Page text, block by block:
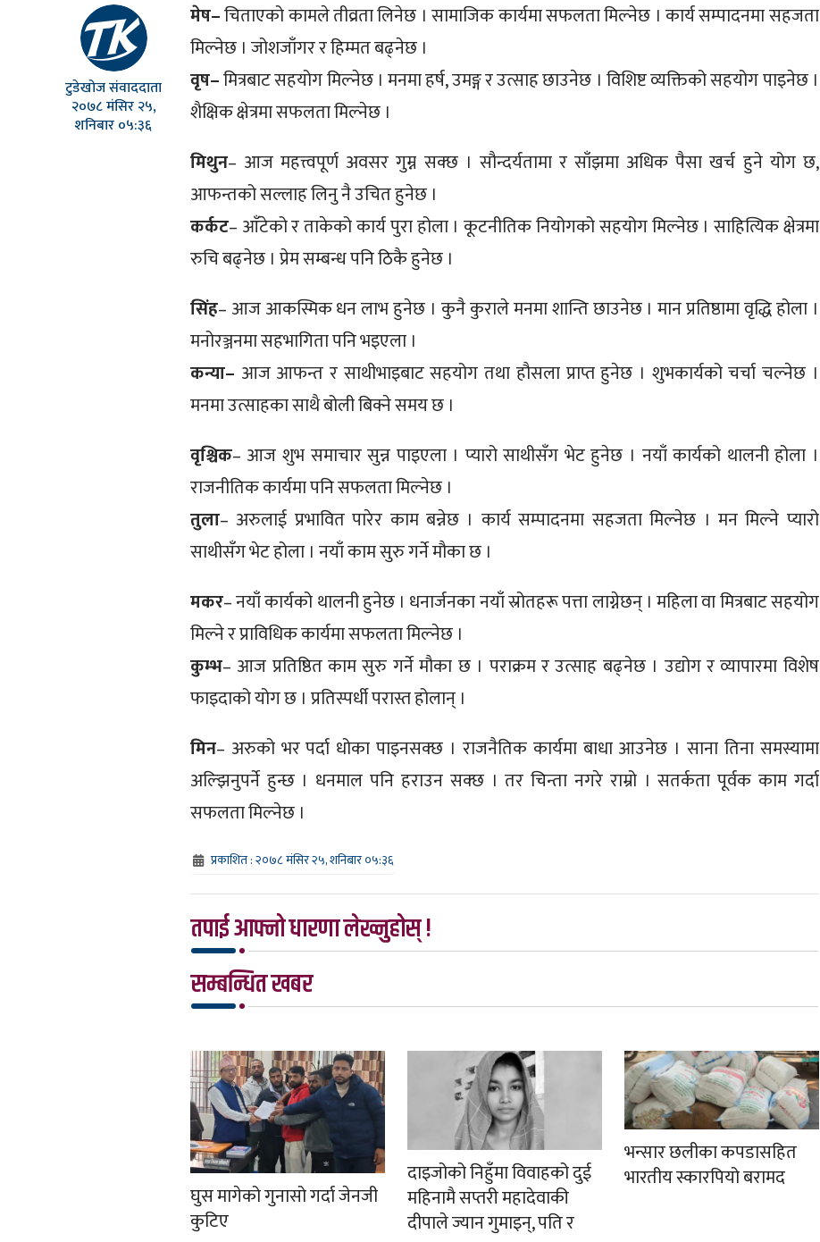
टुडेखोज संवाददाता
२०७८ मंसिर २५,
शनिबार ०५:३६
मेष–चिताएको कामले तीव्रता लिनेछ । सामाजिक कार्यमा सफलता मिल्नेछ । कार्य सम्पादनमा सहजता
मिल्नेछ । जोशजाँगर र हिम्मत बढ्नेछ ।
वृष–मित्रबाट सहयोग मिल्नेछ । मनमा हर्ष, उमङ्ग र उत्साह छाउनेछ । विशिष्ट व्यक्तिको सहयोग पाइनेछ ।
शैक्षिक क्षेत्रमा सफलता मिल्नेछ ।
मिथुन– आज महत्त्वपूर्ण अवसर गुम्न सक्छ । सौन्दर्यतामा र साँझमा अधिक पैसा खर्च हुने योग छ,
आफन्तको सल्लाह लिनु नै उचित हुनेछ ।
कर्कट– आँटेको र ताकेको कार्य पुरा होला । कूटनीतिक नियोगको सहयोग मिल्नेछ । साहित्यिक क्षेत्रमा
रुचि बढ्नेछ । प्रेम सम्बन्ध पनि ठिकै हुनेछ ।
सिंह– आज आकस्मिक धन लाभ हुनेछ । कुनै कुराले मनमा शान्ति छाउनेछ । मान प्रतिष्ठामा वृद्धि होला ।
मनोरञ्जनमा सहभागिता पनि भइएला ।
कन्या– आज आफन्त र साथीभाइबाट सहयोग तथा हौसला प्राप्त हुनेछ । शुभकार्यको चर्चा चल्नेछ ।
मनमा उत्साहका साथै बोली बिक्ने समय छ ।
वृश्चिक– आज शुभ समाचार सुन्न पाइएला । प्यारो साथीसँग भेट हुनेछ । नयाँ कार्यको थालनी होला ।
राजनीतिक कार्यमा पनि सफलता मिल्नेछ ।
तुला– अरुलाई प्रभावित पारेर काम बन्नेछ । कार्य सम्पादनमा सहजता मिल्नेछ । मन मिल्ने प्यारो
साथीसँग भेट होला । नयाँ काम सुरु गर्ने मौका छ ।
मकर– नयाँ कार्यको थालनी हुनेछ । धनार्जनका नयाँ स्रोतहरू पत्ता लाग्नेछन् । महिला वा मित्रबाट सहयोग
मिल्ने र प्राविधिक कार्यमा सफलता मिल्नेछ ।
कुम्भ– आज प्रतिष्ठित काम सुरु गर्ने मौका छ । पराक्रम र उत्साह बढ्नेछ । उद्योग र व्यापारमा विशेष
फाइदाको योग छ । प्रतिस्पर्धी परास्त होलान् ।
मिन– अरुको भर पर्दा धोका पाइनसक्छ । राजनैतिक कार्यमा बाधा आउनेछ । साना तिना समस्यामा
अल्झिनुपर्ने हुन्छ । धनमाल पनि हराउन सक्छ । तर चिन्ता नगरे राम्रो । सतर्कता पूर्वक काम गर्दा
सफलता मिल्नेछ ।
प्रकाशित : २०७८ मंसिर २५, शनिबार ०५:३६
तपाई आफ्नो धारणा लेख्नुहोस् !
सम्बन्धित खबर
घुस मागेको गुनासो गर्दा जेनजी
कुटिए
दाइजोको निहुँमा विवाहको दुई
महिनामै सप्तरी महादेवाकी
दीपाले ज्यान गुमाइन्, पति र
भन्सार छलीका कपडासहित
भारतीय स्कारपियो बरामद